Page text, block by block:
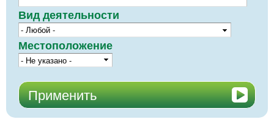
Вид деятельности
Местоположение